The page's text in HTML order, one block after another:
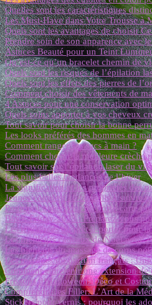
Quelles sont les caractéristiques
Les Must-Have dans Votre Trousse à
Quels sont les avantages de choisir
Prendre soin de son apparence avec
Astuces Beauté pour un Teint
Qu’est-ce qu’un bracelet chemin de
Quels sont les risques de l’épilation
Quels sont les effets des pierres de
Comment choisir des vêtements de
4 Astuces pour une conservation
Quels soins apporter à vos cheveux
Tout savoir pour choisir la bonne
Les looks préférés des hommes en
Comment ranger ses sacs à main ?
Comment choisir la meilleure crèche
Tout savoir sur l’épilation laser du
Les plus belles tendances de l’hiver
La signification et les propriétés des
Jeunes couples: 10 conseils à suivre
Pourquoi opter pour un porte-carte
Black Friday 2023 : Préparez-vous
Les tendances du prêt-à-porter pour
Les meilleurs cadeaux de Noël pour
Les bienfaits du massage de corps
Les marques du parfum français :
Comment entretenir une extension de
Frissons d’Halloween: Déco et
Comprendre les Filler: L’Art de la
Stickers pour vernis : pourquoi les